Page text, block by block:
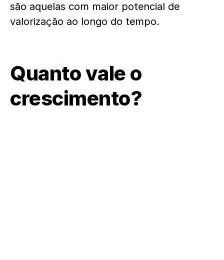
são aquelas com maior potencial de
valorização ao longo do tempo.
Quanto vale o
crescimento?